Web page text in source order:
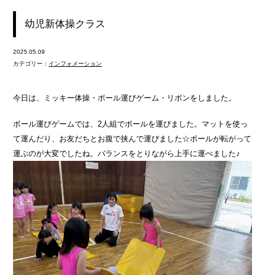
幼児新体操クラス
2025.05.09
カテゴリー： インフォメーション
今日は、ミッキー体操・ボール運びゲーム・リボンをしました。
ボール運びゲームでは、2人組でボールを運びました。マットを使っ
て運んだり、お友だちとお腹で挟んで運びました☆ボールが転がって
運ぶのが大変でしたね。バランスをとりながら上手に運べました♪